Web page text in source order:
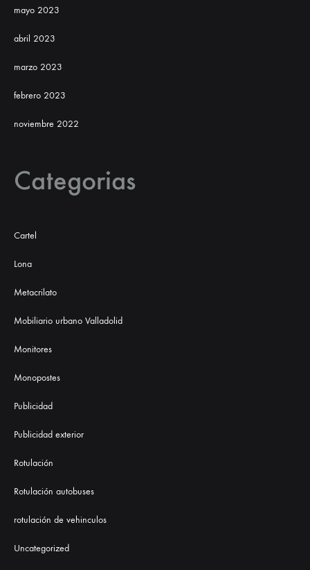
mayo 2023
abril 2023
marzo 2023
febrero 2023
noviembre 2022
Categorias
Cartel
Lona
Metacrilato
Mobiliario urbano Valladolid
Monitores
Monopostes
Publicidad
Publicidad exterior
Rotulación
Rotulación autobuses
rotulación de vehinculos
Uncategorized